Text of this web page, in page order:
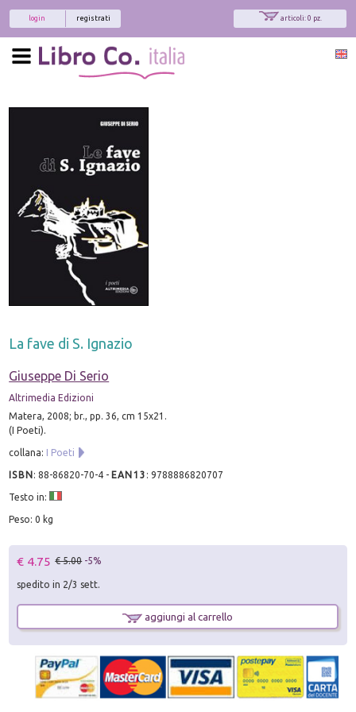
articoli: 0 pz.
registrati
login
La fave di S. Ignazio
Giuseppe Di Serio
Altrimedia Edizioni
Matera, 2008; br., pp. 36, cm 15x21.
(I Poeti).
collana: I Poeti
ISBN:88-86820-70-4 - EAN13 :9788886820707
Testo in:
Peso: 0 kg
€ 4.75 € 5.00 -5%
spedito in 2/3 sett.
aggiungi al carrello